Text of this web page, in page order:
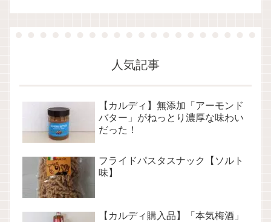
人気記事
【カルディ】無添加「アーモンド
バター」がねっとり濃厚な味わい
だった！
フライドパスタスナック【ソルト
味】
【カルディ購入品】「本気梅酒」